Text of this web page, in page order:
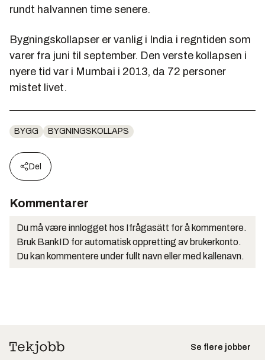
rundt halvannen time senere.
Bygningskollapser er vanlig i India i regntiden som
varer fra juni til september. Den verste kollapsen i
nyere tid var i Mumbai i 2013, da 72 personer
mistet livet.
BYGG BYGNINGSKOLLAPS
Del
Kommentarer
Du må være innlogget hos Ifrågasätt for å kommentere.
Bruk BankID for automatisk oppretting av brukerkonto.
Du kan kommentere under fullt navn eller med kallenavn.
Se flere jobber